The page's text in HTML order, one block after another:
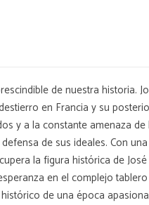
de nuestra historia.
en Francia y su
y a la constante amenaza
de sus ideales. Con
la figura histórica de
en el complejo
de una época